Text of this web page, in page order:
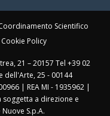
Scientifico
Cookie Policy
21 – 20157 Tel +39 02
dell'Arte, 25 - 00144
| REA MI - 1935962 |
soggetta a direzione e
S.p.A.